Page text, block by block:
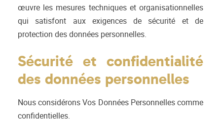
œuvre les mesures techniques et organisationnelles
qui satisfont aux exigences de sécurité et de
protection des données personnelles.
Sécurité et confidentialité
des données personnelles
Nous considérons Vos Données Personnelles comme
confidentielles.